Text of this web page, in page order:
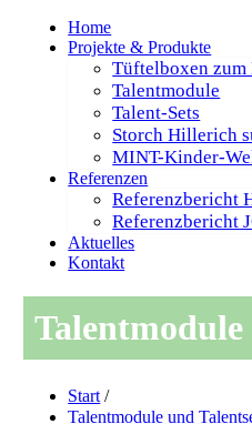
Home
Projekte & Produkte
Tüftelboxen zum
Talentmodule
Talent-Sets
Storch Hillerich
MINT-Kinder-
Referenzen
Referenzbericht
Referenzbericht
Aktuelles
Kontakt
Talentmodule
Start /
Talentmodule und